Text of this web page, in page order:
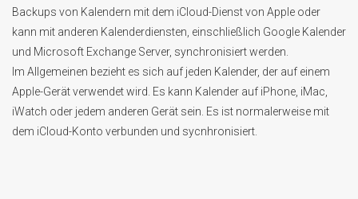
Backups von Kalendern mit dem iCloud-Dienst von Apple oder
kann mit anderen Kalenderdiensten, einschließlich Google Kalender
und Microsoft Exchange Server, synchronisiert werden.
Im Allgemeinen bezieht es sich auf jeden Kalender, der auf einem
Apple-Gerät verwendet wird. Es kann Kalender auf iPhone, iMac,
iWatch oder jedem anderen Gerät sein. Es ist normalerweise mit
dem iCloud-Konto verbunden und sycnhronisiert.